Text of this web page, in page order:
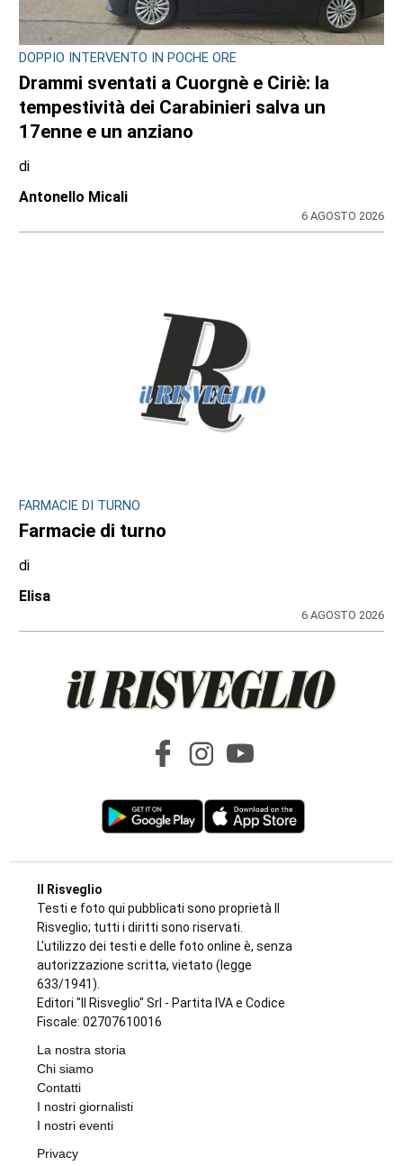
DOPPIO INTERVENTO IN POCHE ORE
Drammi sventati a Cuorgnè e Ciriè: la
tempestività dei Carabinieri salva un
17enne e un anziano
di
Antonello Micali
6 AGOSTO 2026
FARMACIE DI TURNO
Farmacie di turno
di
Elisa
6 AGOSTO 2026
Il Risveglio
Testi e foto qui pubblicati sono proprietà Il
Risveglio; tutti i diritti sono riservati.
L'utilizzo dei testi e delle foto online è, senza
autorizzazione scritta, vietato (legge
633/1941).
Editori "Il Risveglio" Srl - Partita IVA e Codice
Fiscale: 02707610016
La nostra storia
Chi siamo
Contatti
I nostri giornalisti
I nostri eventi
Privacy